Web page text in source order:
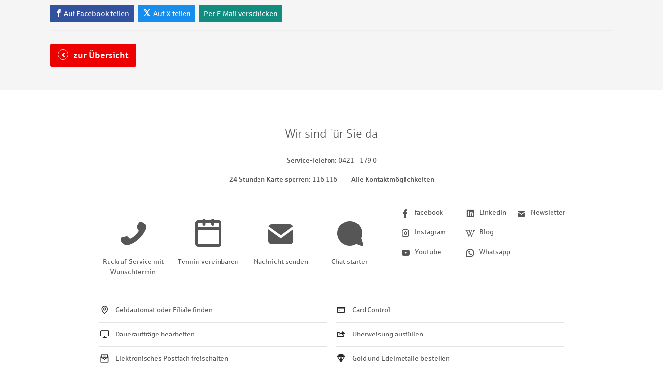
Auf Facebook teilen Auf X teilen Per E-Mail verschicken
zur Übersicht
Wir sind für Sie da
Service-Telefon 0421 - 179 0
24 Stunden Karte sperren 116 116 Alle Kontaktmöglichkeiten
Rückruf-Service mit
Wunschtermin
Termin vereinbaren Nachricht senden Chat starten
facebook
Instagram
Youtube
LinkedIn
Blog
Whatsapp
Newsletter
Geldautomat oder Filiale finden
Daueraufträge bearbeiten
Elektronisches Postfach freischalten
Card Control
Überweisung ausfüllen
Gold und Edelmetalle bestellen